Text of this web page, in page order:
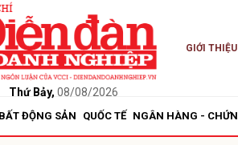
Thứ Bảy, 08/08/2026
GIỚI THIỆU
BẤT ĐỘNG SẢN QUỐC TẾ NGÂN HÀNG -